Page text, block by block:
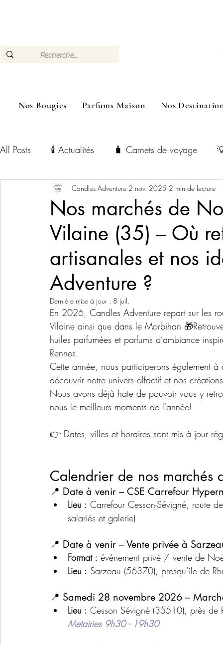
Nos Bougies Parfums Maison Nos
All Posts 🕯️ Actualités 🧳 Carnets de voyage
Nos marchés de
Vilaine (35) – Où
artisanales et nos
Adventure ?
Candles Adventure 2 nov. 2025 2 min de lecture
Dernière mise à jour : 8 juil.
En 2026, Candles Adventure repart sur les
Vilaine ainsi que dans le Morbihan
huiles parfumées et parfums d’ambiance
Rennes.
Cette année, nous participerons également
découvrir notre univers olfactif et nos
Nous avons déjà hate de pouvoir vous y
nous le meilleurs moments de l'année!
👉 Dates, villes et horaires sont mis à jour
Calendrier de nos
📍 Date à venir – CSE Carrefour
Lieu : Carrefour Cesson-Sévigné, route
salariés et galerie)
📍 Date à venir – Vente privée à
Format : événement privé / vente de
Lieu : Sarzeau (56370), presqu’île de
📍 Samedi 28 novembre 2026 –
Lieu : Cesson Sévigné (35510), près de
Metairies 9h30 - 19h30